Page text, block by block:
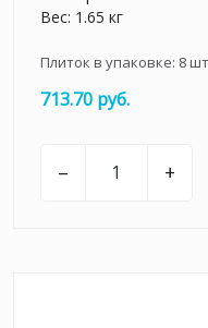
Вес: 1.65 кг
Плиток в упаковке: 8шт
713.70 руб.
– +